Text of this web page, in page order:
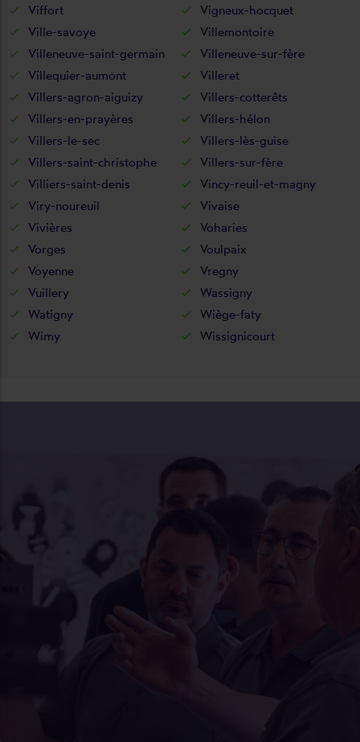
Viffort
Vigneux-hocquet
Ville-savoye
Villemontoire
Villeneuve-saint-germain
Villeneuve-sur-fère
Villequier-aumont
Villeret
Villers-agron-aiguizy
Villers-cotterêts
Villers-en-prayères
Villers-hélon
Villers-le-sec
Villers-lès-guise
Villers-saint-christophe
Villers-sur-fère
Villiers-saint-denis
Vincy-reuil-et-magny
Viry-noureuil
Vivaise
Vivières
Voharies
Vorges
Voulpaix
Voyenne
Vregny
Vuillery
Wassigny
Watigny
Wiège-faty
Wimy
Wissignicourt